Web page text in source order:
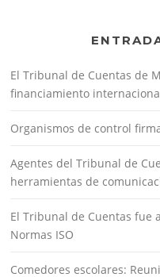
El Tribunal de Cuentas de
financiamiento
Organismos de control
Agentes del Tribunal de
herramientas de
El Tribunal de Cuentas fue
Normas ISO
Comedores escolares: